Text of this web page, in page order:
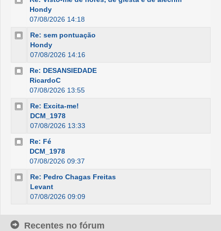
Hondy
07/08/2026 14:18
Re: sem pontuação
Hondy
07/08/2026 14:16
Re: DESANSIEDADE
RicardoC
07/08/2026 13:55
Re: Excita-me!
DCM_1978
07/08/2026 13:33
Re: Fé
DCM_1978
07/08/2026 09:37
Re: Pedro Chagas Freitas
Levant
07/08/2026 09:09
Recentes no fórum